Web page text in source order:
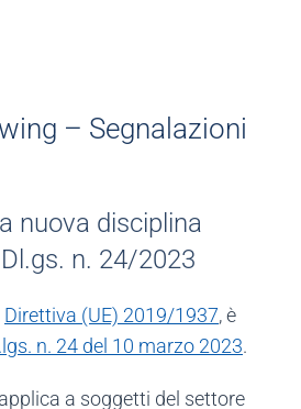
– Segnalazioni
nuova disciplina
n. 24/2023
Direttiva (UE) 2019/1937, è
n. 24 del 10 marzo 2023.
a soggetti del settore